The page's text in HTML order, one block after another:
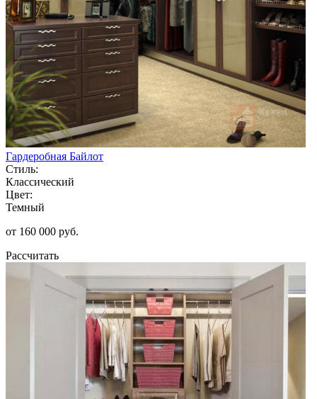
Гардеробная Байлот
Стиль:
Классический
Цвет:
Темный
от 160 000 руб.
Рассчитать